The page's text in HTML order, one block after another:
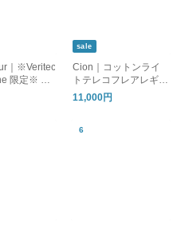
｜※Veritec
限定※ イ
エルパンツ
トン レギ
sale
Cion｜コットンライ
トテレコフレアレギン
ス・19-24129 インナ
11,000円